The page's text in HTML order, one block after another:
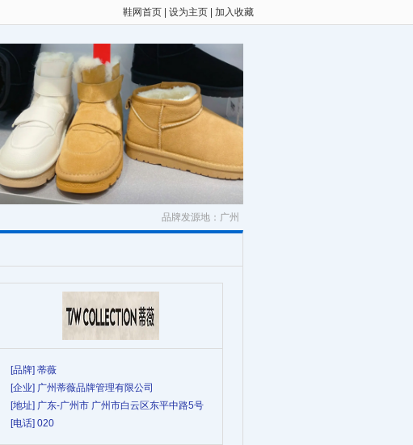
鞋网首页 设为主页 加入收藏
品牌发源地：广州
[品牌] 蒂薇
[企业] 广州蒂薇品牌管理有限公司
[地址] 广东-广州市 广州市白云区东平中路5号
[电话] 020